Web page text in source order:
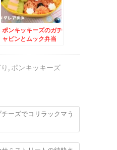
ポンキッキーズのガチ
ャピンとムック弁当
, ポンキッキーズ
ーズでコリラックマう